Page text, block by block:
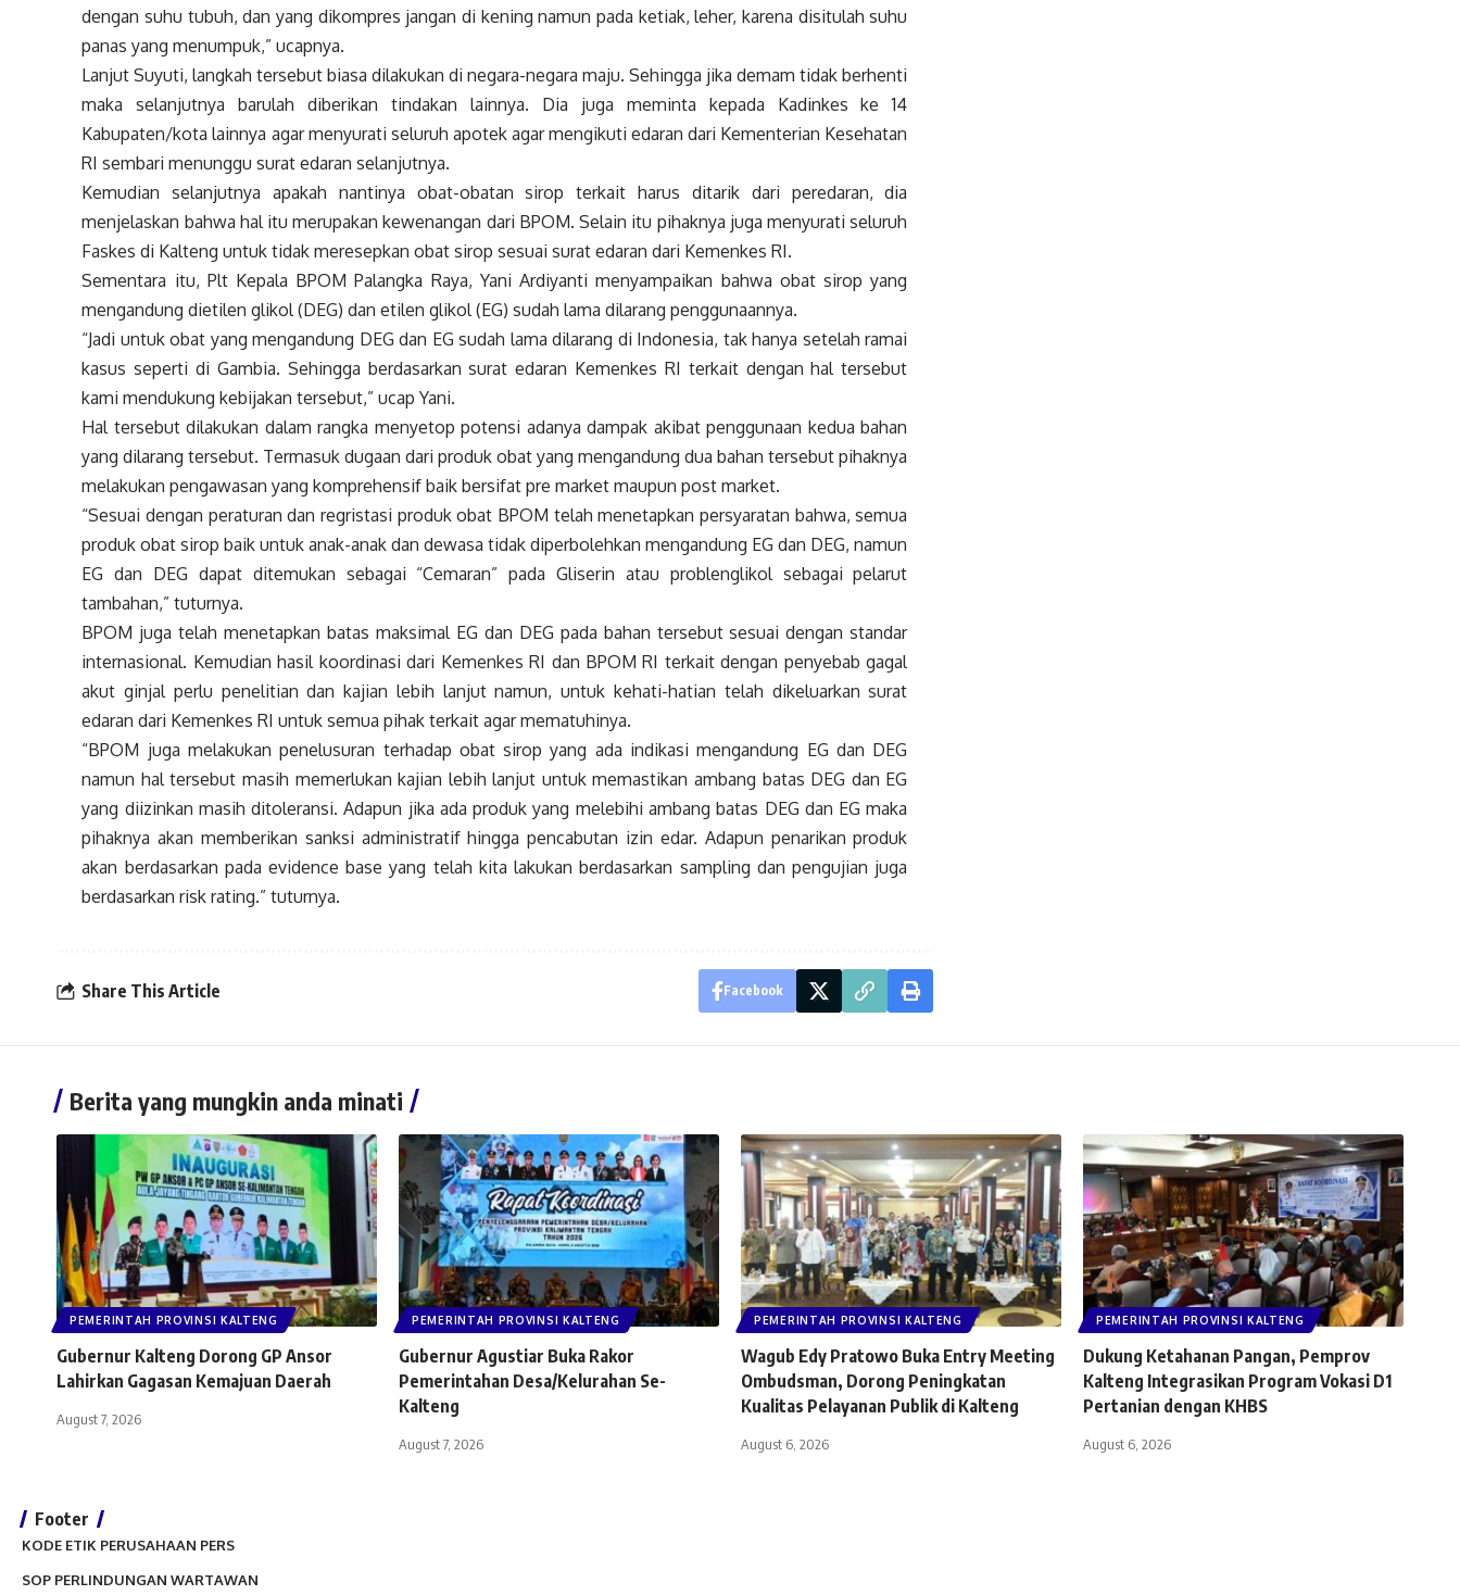
dengan suhu tubuh, dan yang dikompres jangan di kening namun pada ketiak, leher, karena disitulah suhu
panas yang menumpuk,” ucapnya.
Lanjut Suyuti, langkah tersebut biasa dilakukan di negara-negara maju. Sehingga jika demam tidak berhenti
maka selanjutnya barulah diberikan tindakan lainnya. Dia juga meminta kepada Kadinkes ke 14
Kabupaten/kota lainnya agar menyurati seluruh apotek agar mengikuti edaran dari Kementerian Kesehatan
RI sembari menunggu surat edaran selanjutnya.
Kemudian selanjutnya apakah nantinya obat-obatan sirop terkait harus ditarik dari peredaran, dia
menjelaskan bahwa hal itu merupakan kewenangan dari BPOM. Selain itu pihaknya juga menyurati seluruh
Faskes di Kalteng untuk tidak meresepkan obat sirop sesuai surat edaran dari Kemenkes RI.
Sementara itu, Plt Kepala BPOM Palangka Raya, Yani Ardiyanti menyampaikan bahwa obat sirop yang
mengandung dietilen glikol (DEG) dan etilen glikol (EG) sudah lama dilarang penggunaannya.
“Jadi untuk obat yang mengandung DEG dan EG sudah lama dilarang di Indonesia, tak hanya setelah ramai
kasus seperti di Gambia. Sehingga berdasarkan surat edaran Kemenkes RI terkait dengan hal tersebut
kami mendukung kebijakan tersebut,” ucap Yani.
Hal tersebut dilakukan dalam rangka menyetop potensi adanya dampak akibat penggunaan kedua bahan
yang dilarang tersebut. Termasuk dugaan dari produk obat yang mengandung dua bahan tersebut pihaknya
melakukan pengawasan yang komprehensif baik bersifat pre market maupun post market.
“Sesuai dengan peraturan dan regristasi produk obat BPOM telah menetapkan persyaratan bahwa, semua
produk obat sirop baik untuk anak-anak dan dewasa tidak diperbolehkan mengandung EG dan DEG, namun
EG dan DEG dapat ditemukan sebagai “Cemaran” pada Gliserin atau problenglikol sebagai pelarut
tambahan,” tuturnya.
BPOM juga telah menetapkan batas maksimal EG dan DEG pada bahan tersebut sesuai dengan standar
internasional. Kemudian hasil koordinasi dari Kemenkes RI dan BPOM RI terkait dengan penyebab gagal
akut ginjal perlu penelitian dan kajian lebih lanjut namun, untuk kehati-hatian telah dikeluarkan surat
edaran dari Kemenkes RI untuk semua pihak terkait agar mematuhinya.
“BPOM juga melakukan penelusuran terhadap obat sirop yang ada indikasi mengandung EG dan DEG
namun hal tersebut masih memerlukan kajian lebih lanjut untuk memastikan ambang batas DEG dan EG
yang diizinkan masih ditoleransi. Adapun jika ada produk yang melebihi ambang batas DEG dan EG maka
pihaknya akan memberikan sanksi administratif hingga pencabutan izin edar. Adapun penarikan produk
akan berdasarkan pada evidence base yang telah kita lakukan berdasarkan sampling dan pengujian juga
berdasarkan risk rating.” tuturnya.
Share This Article Facebook
Berita yang mungkin anda minati
PEMERINTAH PROVINSI KALTENG
Gubernur Kalteng Dorong GP Ansor
Lahirkan Gagasan Kemajuan Daerah
August 7, 2026
PEMERINTAH PROVINSI KALTENG
Gubernur Agustiar Buka Rakor
Pemerintahan Desa/Kelurahan Se-
Kalteng
August 7, 2026
PEMERINTAH PROVINSI KALTENG
Wagub Edy Pratowo Buka Entry Meeting
Ombudsman, Dorong Peningkatan
Kualitas Pelayanan Publik di Kalteng
August 6, 2026
PEMERINTAH PROVINSI KALTENG
Dukung Ketahanan Pangan, Pemprov
Kalteng Integrasikan Program Vokasi D1
Pertanian dengan KHBS
August 6, 2026
Footer
KODE ETIK PERUSAHAAN PERS
SOP PERLINDUNGAN WARTAWAN